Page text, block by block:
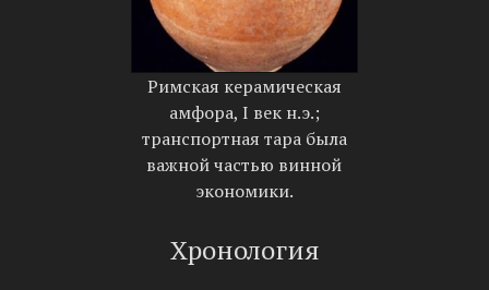
Римская керамическая
амфора, I век н.э.;
транспортная тара была
важной частью винной
экономики.
Хронология